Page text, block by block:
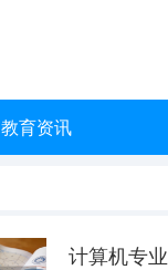
教育资讯
计算机专